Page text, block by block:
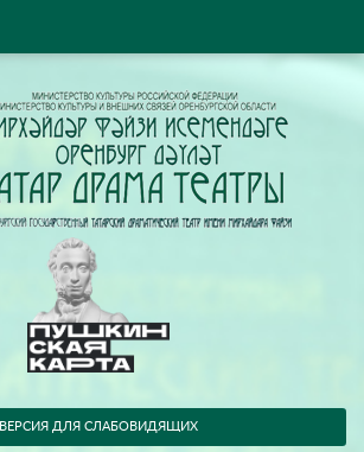
ВЕРСИЯ ДЛЯ СЛАБОВИДЯЩИХ